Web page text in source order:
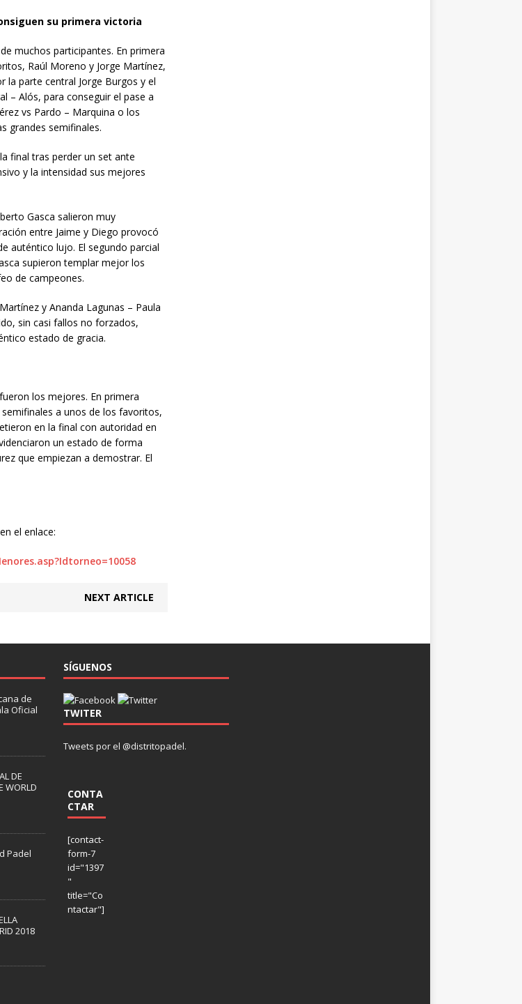
su primera victoria
muchos participantes. En primera
Raúl Moreno y Jorge Martínez,
parte central Jorge Burgos y el
– Alós, para conseguir el pase a
vs Pardo – Marquina o los
grandes semifinales.
final tras perder un set ante
y la intensidad sus mejores
Gasca salieron muy
entre Jaime y Diego provocó
auténtico lujo. El segundo parcial
supieron templar mejor los
de campeones.
y Ananda Lagunas – Paula
sin casi fallos no forzados,
estado de gracia.
los mejores. En primera
a unos de los favoritos,
en la final con autoridad en
un estado de forma
que empiezan a demostrar. El
el enlace:
NEXT ARTICLE
de
Oficial
DE
WORLD
Padel
2018
SÍGUENOS
TWITER
Tweets por el @distritopadel.
CONTA
CTAR
[contact-
form-7
id="1397
"
title="Co
ntactar"]